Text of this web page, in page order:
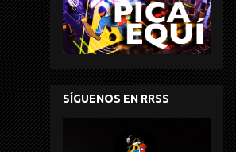
SÍGUENOS EN RRSS